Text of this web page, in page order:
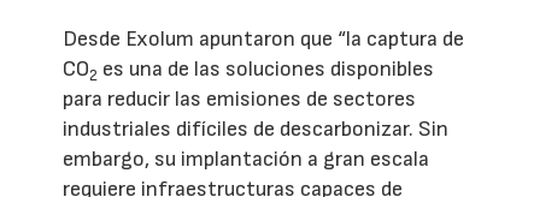
Desde Exolum apuntaron que “la captura de
CO2 es una de las soluciones disponibles
para reducir las emisiones de sectores
industriales difíciles de descarbonizar. Sin
embargo, su implantación a gran escala
requiere infraestructuras capaces de